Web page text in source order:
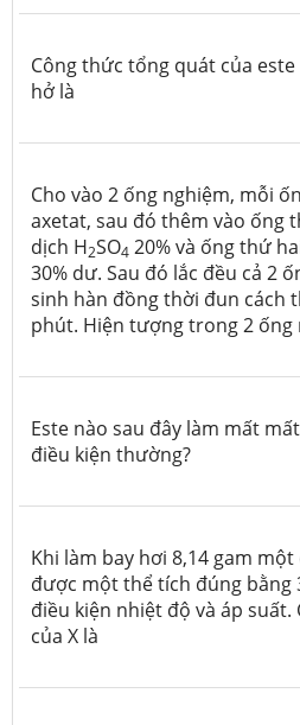
Công thức tổng quát của
hở là
Cho vào 2 ống nghiệm, mỗi
axetat, sau đó thêm vào ống
dịch H2SO4 20% và ống thứ
30% dư. Sau đó lắc đều cả 2
sinh hàn đồng thời đun cách
phút. Hiện tượng trong 2 ống
Este nào sau đây làm mất
điều kiện thường?
Khi làm bay hơi 8,14 gam
được một thể tích đúng bằng
điều kiện nhiệt độ và áp
của X là